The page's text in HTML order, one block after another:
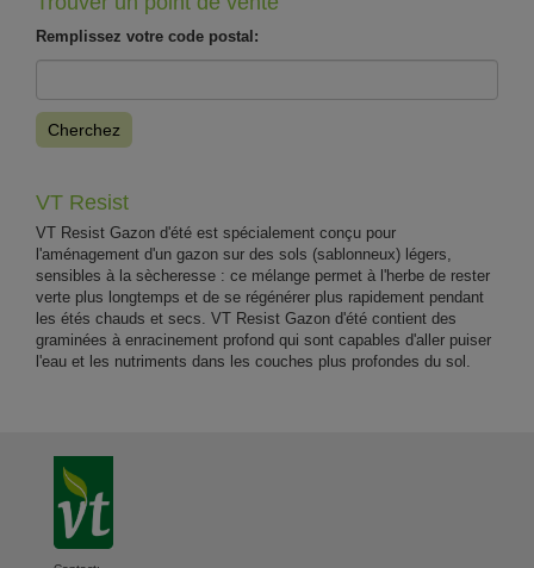
Remplissez votre code postal:
Cherchez
VT Resist
VT Resist Gazon d'été est spécialement conçu pour
l'aménagement d'un gazon sur des sols (sablonneux) légers,
sensibles à la sècheresse : ce mélange permet à l'herbe de rester
verte plus longtemps et de se régénérer plus rapidement pendant
les étés chauds et secs. VT Resist Gazon d'été contient des
graminées à enracinement profond qui sont capables d'aller puiser
l'eau et les nutriments dans les couches plus profondes du sol.